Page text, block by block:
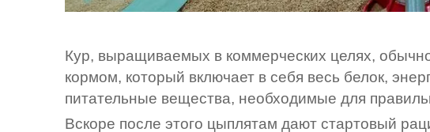
Кур, выращиваемых в коммерческих целях,
кормом, который включает в себя весь белок,
питательные вещества, необходимые для
Вскоре после этого цыплятам дают стартовый